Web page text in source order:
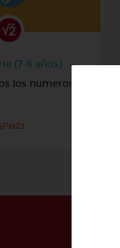
(7-8 años)
los numeros